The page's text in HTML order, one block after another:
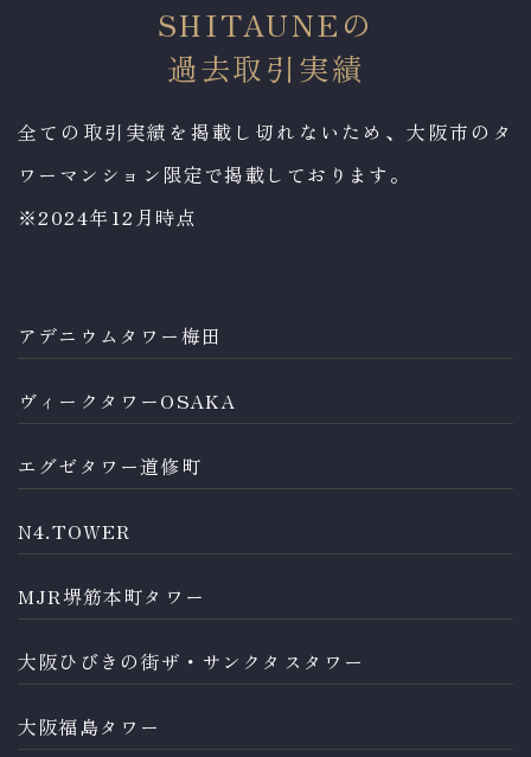
SHITAUNEの
​​​​​​​過去取引実績
全ての取引実績を掲載し切れないため、 大阪市のタ
ワーマンション限定で掲載しております。
※2024年12月時点
アデニウムタワー梅田
ヴィークタワーOSAKA
エグゼタワー道修町
N4.TOWER
MJR堺筋本町タワー
大阪ひびきの街ザ・サンクタスタワー
大阪福島タワー